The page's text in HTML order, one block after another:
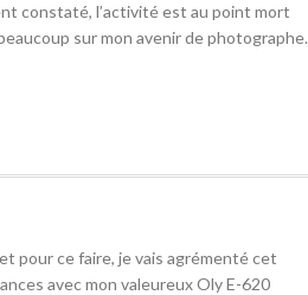
constaté, l’activité est au point mort
sur mon avenir de photographe.
pour ce faire, je vais agrémenté cet
avec mon valeureux Oly E-620